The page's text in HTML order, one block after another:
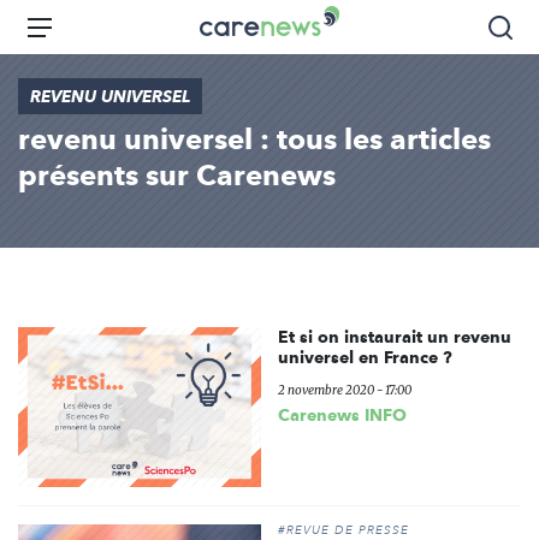
Aller
principal
Carenews,
Le
média
acteurs
de
l'engagement
Menu
REVENU UNIVERSEL
revenu universel : tous les articles
présents sur Carenews
Et si on instaurait un revenu
universel en France ?
2 novembre 2020 - 17:00
Carenews INFO
#REVUE DE PRESSE